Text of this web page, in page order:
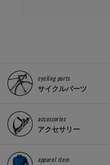
cycling parts
サイクルパーツ
accessories
アクセサリー
apparel item